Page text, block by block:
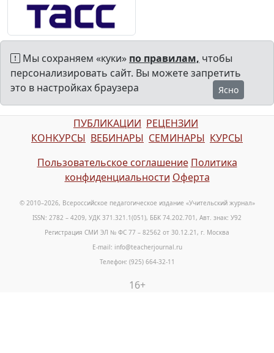
Мы сохраняем «куки» по правилам, чтобы
персонализировать сайт. Вы можете запретить
это в настройках браузера
Ясно
ПУБЛИКАЦИИ РЕЦЕНЗИИ
КОНКУРСЫ ВЕБИНАРЫ СЕМИНАРЫ КУРСЫ
Пользовательское соглашение Политика
конфиденциальности Оферта
© 2010–2026, Всероссийское педагогическое издание «Учительский журнал»
ISSN: 2782 – 4209, УДК 371.321.1(051), ББК 74.202.701, Авт. знак: У92
Регистрация СМИ ЭЛ № ФС 77 – 82562 от 30.12.21, г. Москва
E-mail: info@teacherjournal.ru
Телефон: (925) 664-32-11
16+